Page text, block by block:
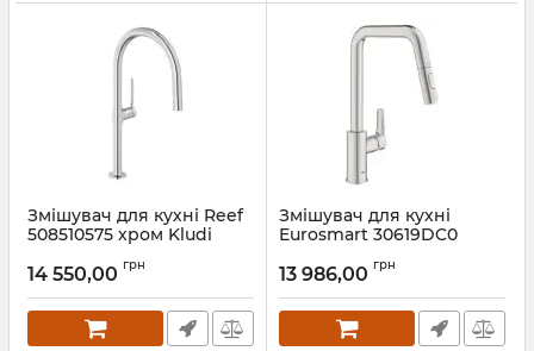
Змішувач для кухні Reef
508510575 хром Kludi
14 550,00 грн
Змішувач для кухні
Eurosmart 30619DC0
Артикул:30619DC0
13 986,00 грн